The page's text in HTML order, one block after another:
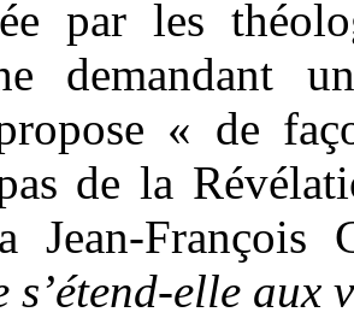
par les
demandant
« de
de la
Jean-
elle aux